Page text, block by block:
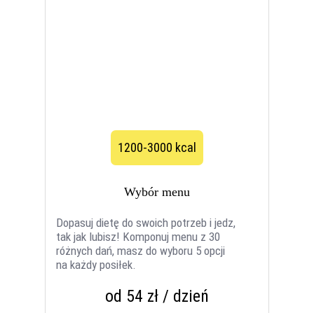
1200-3000 kcal
Wybór menu
Dopasuj dietę do swoich potrzeb i jedz,
tak jak lubisz! Komponuj menu z 30
różnych dań, masz do wyboru 5 opcji
na każdy posiłek.
od 54 zł / dzień